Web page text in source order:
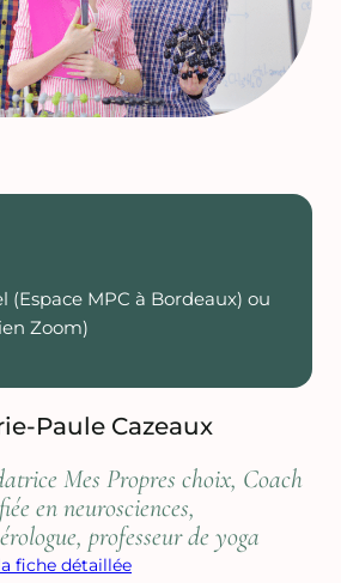
(Espace MPC à Bordeaux) ou
Zoom)
Paule Cazeaux
Mes Propres choix, Coach
en neurosciences,
professeur de yoga
fiche détaillée